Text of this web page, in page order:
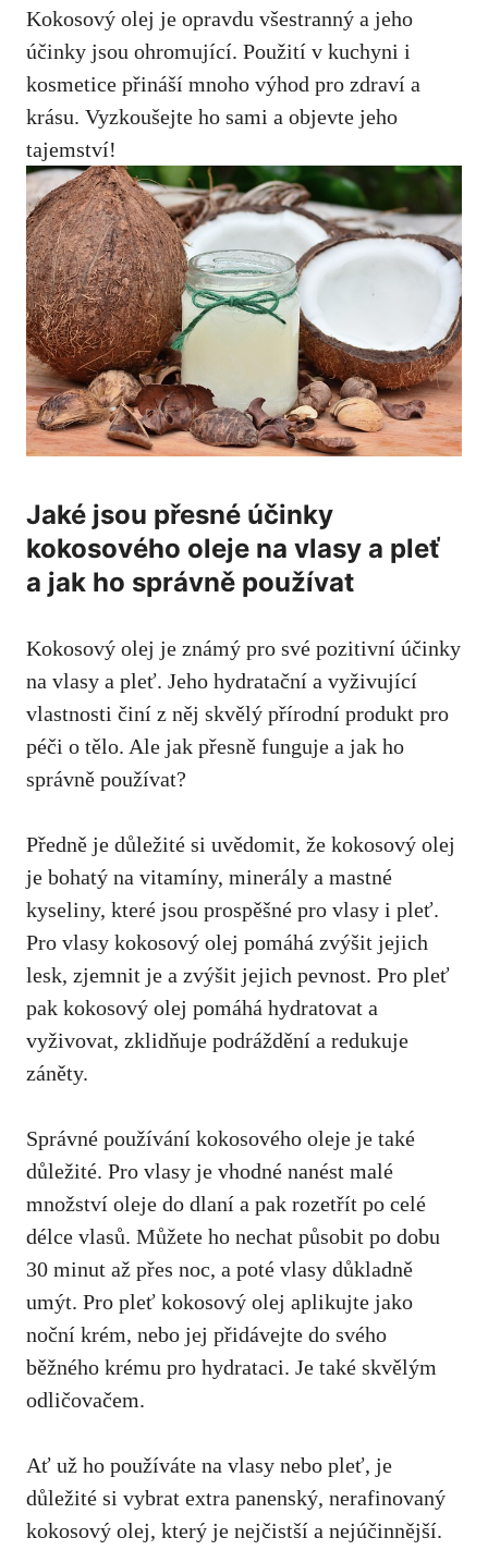
Kokosový olej je opravdu všestranný a‌ jeho
účinky jsou‌ ohromující. Použití v kuchyni i
kosmetice ‌přináší mnoho výhod⁣ pro zdraví a
krásu. Vyzkoušejte ho​ sami a objevte jeho​
tajemství!
Jaké jsou přesné účinky
‍kokosového oleje na vlasy a pleť
a jak ho ​správně používat
Kokosový olej ⁢je známý pro své pozitivní účinky
na vlasy​ a pleť. Jeho​ hydratační a vyživující
vlastnosti činí z něj​ skvělý přírodní produkt pro
péči​ o tělo. Ale jak přesně funguje a jak ho
správně používat?
Předně je důležité si uvědomit, ⁤že kokosový olej
je bohatý na vitamíny, minerály a⁣ mastné
kyseliny, které jsou prospěšné pro vlasy i pleť.
Pro vlasy kokosový olej pomáhá zvýšit jejich
lesk, zjemnit je a zvýšit jejich pevnost. Pro pleť
pak kokosový olej pomáhá hydratovat a
‌vyživovat, zklidňuje ​podráždění a redukuje
záněty.
Správné používání kokosového‍ oleje je ⁢také
důležité. Pro vlasy je vhodné nanést malé
množství oleje do dlaní a pak rozetřít po⁣ celé
délce vlasů. Můžete ho nechat působit ‍po dobu
30 minut⁢ až přes noc, a poté vlasy​ důkladně
umýt. Pro pleť kokosový olej aplikujte jako
noční⁢ krém, nebo jej přidávejte‍ do svého
běžného krému pro hydrataci. Je také skvělým
odličovačem.
Ať už ho používáte na​ vlasy nebo pleť, je
důležité⁤ si vybrat⁣ extra panenský, nerafinovaný⁣
kokosový olej, který je nejčistší a nejúčinnější.